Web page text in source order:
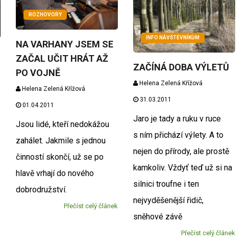
ROZHOVORY
NA VARHANY JSEM SE
ZAČAL UČIT HRÁT AŽ
PO VOJNĚ
Helena Zelená Křížová
01.04.2011
Jsou lidé, kteří nedokážou
zahálet. Jakmile s jednou
činností skončí, už se po
hlavě vrhají do nového
dobrodružství.
Přečíst celý článek
INFO NÁVŠTĚVNÍKŮM
ZAČÍNÁ DOBA VÝLETŮ
Helena Zelená Křížová
31.03.2011
Jaro je tady a ruku v ruce
s ním přichází výlety. A to
nejen do přírody, ale prostě
kamkoliv. Vždyť teď už si na
silnici troufne i ten
nejvyděšenější řidič,
sněhové závě
Přečíst celý článek